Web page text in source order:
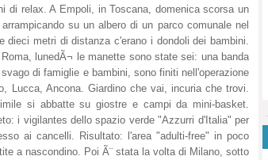
di relax. A Empoli, in Toscana, domenica scorsa un
su un albero di un parco comunale nel
metri di distanza c'erano i dondoli dei bambini.
lunedÃ¬ le manette sono state sei: una banda
di famiglie e bambini, sono finiti nell'operazione
Lucca, Ancona. Giardino che vai, incuria che trovi.
si abbatte su giostre e campi da mini-basket.
i vigilantes dello spazio verde "Azzurri d'Italia" per
ai cancelli. Risultato: l'area "adulti-free" in poco
a nascondino. Poi Ã¨ stata la volta di Milano, sotto